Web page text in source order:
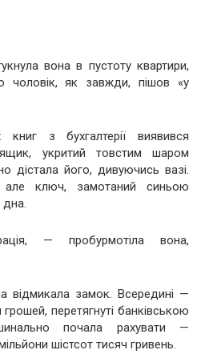
вона в пустоту квартири,
як завжди, пішов «у
з бухгалтерії виявився
укритий товстим шаром
дістала його, дивуючись вазі.
ключ, замотаний синьою
дна.
— пробурмотіла вона,
відмикала замок. Всередині —
перетягнуті банківською
почала рахувати —
шістсот тисяч гривень.